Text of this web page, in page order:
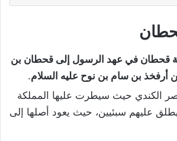
قحطان في عهد الرسول إلى قحطان بن
أرفخذ بن سام بن نوح عليه السلام.
الكندي حيث سيطرت عليها المملكة
يطلق عليهم سبئيين، حيث يعود أصلها إلى